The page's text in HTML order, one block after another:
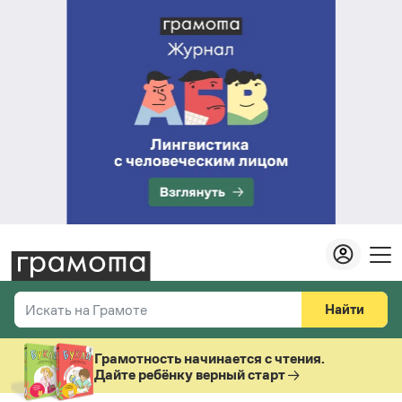
Искать на Грамоте
Справочная служба
Найти
Везде